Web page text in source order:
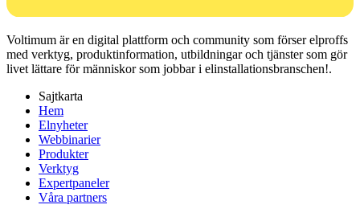
Voltimum är en digital plattform och community som förser elproffs
med verktyg, produktinformation, utbildningar och tjänster som gör
livet lättare för människor som jobbar i elinstallationsbranschen!.
Sajtkarta
Hem
Elnyheter
Webbinarier
Produkter
Verktyg
Expertpaneler
Våra partners